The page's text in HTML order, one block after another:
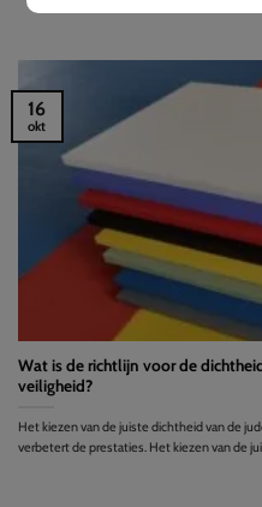
Wat is de richtlijn voor de
veiligheid?
Het kiezen van de juiste dichtheid van de
verbetert de prestaties. Het kiezen van de
16
okt